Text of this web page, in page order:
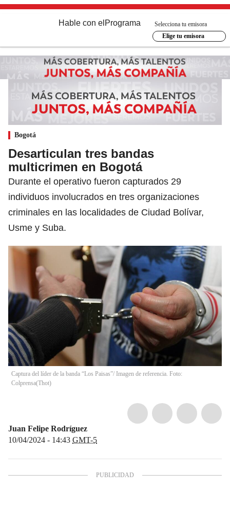
Hable con el Programa
Selecciona tu emisora
Elige tu emisora
Bogotá
Desarticulan tres bandas
multicrimen en Bogotá
Durante el operativo fueron capturados 29
individuos involucrados en tres organizaciones
criminales en las localidades de Ciudad Bolívar,
Usme y Suba.
Captura del líder de la banda “Los Paisas”/ Imagen de referencia. Foto:
Colprensa(Thot)
Juan Felipe Rodríguez
10/04/2024 - 14:43 GMT-5